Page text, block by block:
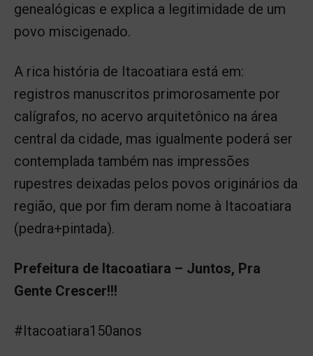
genealógicas e explica a legitimidade de um
povo miscigenado.
A rica história de Itacoatiara está em:
registros manuscritos primorosamente por
calígrafos, no acervo arquitetônico na área
central da cidade, mas igualmente poderá ser
contemplada também nas impressões
rupestres deixadas pelos povos originários da
região, que por fim deram nome à Itacoatiara
(pedra+pintada).
Prefeitura de Itacoatiara – Juntos, Pra
Gente Crescer!!!
#Itacoatiara150anos